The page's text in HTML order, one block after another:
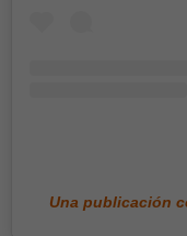
Una publicación